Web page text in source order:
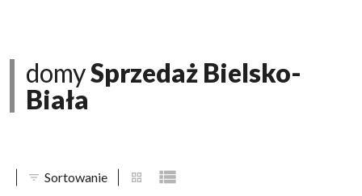
domySprzedaż Bielsko-
Biała
Sortowanie
tabelalista